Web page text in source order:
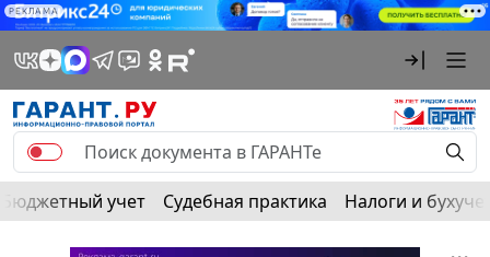
РЕКЛАМА
Бюджетный учет Судебная практика Налоги и